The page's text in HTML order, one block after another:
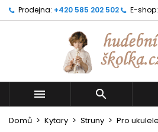
Prodejna: +420 585 202 502 E-shop:
 
Domů Kytary Struny Pro ukulele